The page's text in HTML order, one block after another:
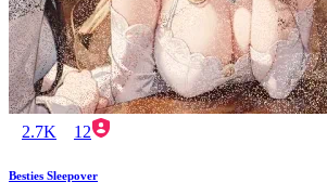
2.7K 12
Besties Sleepover